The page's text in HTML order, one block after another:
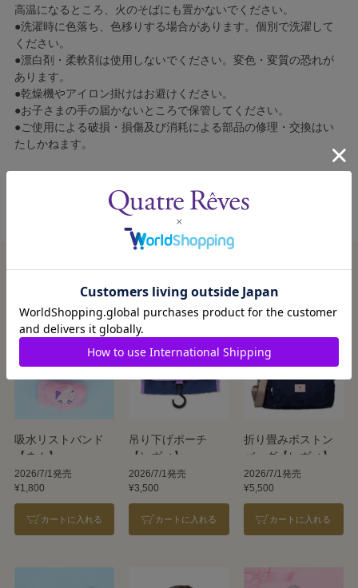
高温になるところ、火のそばにも置かないでください。
●洗濯時に色落ち、色移りする場合があります。個別で洗濯して
ください。
●漂白剤・柔軟剤は使用しないでください。変色・変質の恐れが
あります。
●乾燥機やアイロン掛けはお避けください。
●お子さまの手の届かないところで保管してください。
●ご使用による破損・損傷及び消耗による部品の修理・交換はい
たしかねます。
吸水リストバンド
【ネム】
2026/7/1発売
¥1,800
カートに入れる
吊り下げポーチ
【レヴィ】
2026/7/1発売
¥3,500
カートに入れる
折り畳みボストン
バッグ【レヴィ】
2026/7/1発売
¥5,500
カートに入れる